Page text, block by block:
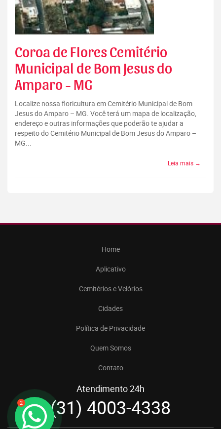
2
Coroa de Flores Cemitério
Municipal de Bom Jesus do
Amparo - MG
Localize nossa floricultura em Cemitério Municipal de Bom
Jesus do Amparo – MG. Você terá um mapa de localização,
endereço e outras informações que poderão te ajudar a
respeito do Cemitério Municipal de Bom Jesus do Amparo –
MG...
Leia mais →
Home
Aplicativo
Cemitérios e Velórios
Cidades
Política de Privacidade
Quem Somos
Contato
Atendimento 24h
(31) 4003-4338